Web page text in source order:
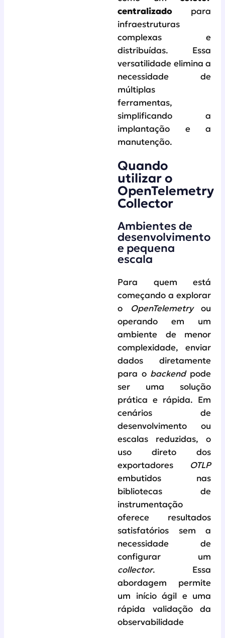
centralizado para
infraestruturas
complexas e
distribuídas. Essa
versatilidade elimina a
necessidade de
múltiplas
ferramentas,
simplificando a
implantação e a
manutenção.
Quando
utilizar o
OpenTelemetry
Collector
Ambientes de
desenvolvimento
e pequena
escala
Para quem está
começando a explorar
o
OpenTelemetryou
operando em um
ambiente de menor
complexidade, enviar
dados diretamente
para o backendpode
ser uma solução
prática e rápida. Em
cenários de
desenvolvimento ou
escalas reduzidas, o
uso direto dos
exportadores OTLP
embutidos nas
bibliotecas de
instrumentação
oferece resultados
satisfatórios sem a
necessidade de
configurar um
collector. Essa
abordagem permite
um início ágil e uma
rápida validação da
observabilidade